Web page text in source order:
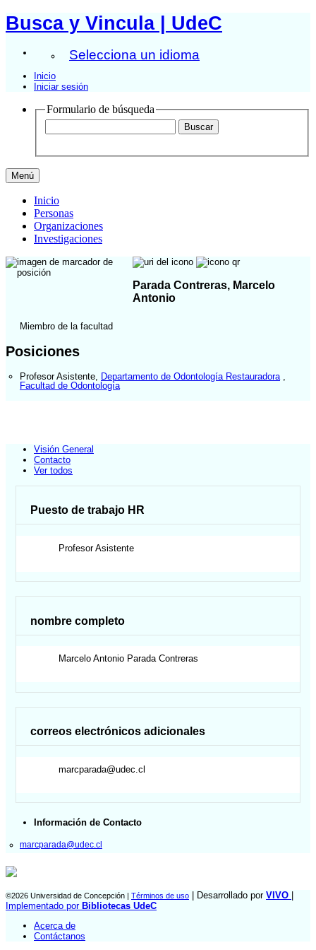
Busca y Vincula | UdeC
Selecciona un idioma
Inicio
Iniciar sesión
Formulario de búsqueda
Menú
Inicio
Personas
Organizaciones
Investigaciones
Parada Contreras, Marcelo
Antonio
Miembro de la facultad
Posiciones
Profesor Asistente Departamento de Odontología Restauradora
Facultad de Odontología
Visión General
Contacto
Ver todos
Puesto de trabajo HR
Profesor Asistente
nombre completo
Marcelo Antonio Parada Contreras
correos electrónicos adicionales
marcparada@udec.cl
Información de Contacto
marcparada@udec.cl
©2026 Universidad de Concepción | Términos de uso | Desarrollado por VIVO |
Implementado por Bibliotecas UdeC
Acerca de
Contáctanos